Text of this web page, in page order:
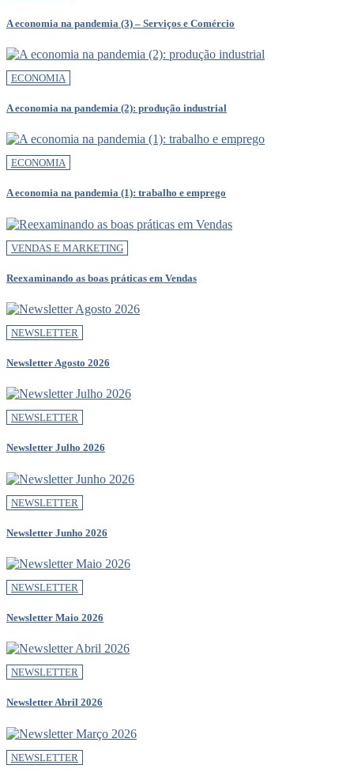
A economia na pandemia (3) – Serviços e Comércio
ECONOMIA
A economia na pandemia (2): produção industrial
ECONOMIA
A economia na pandemia (1): trabalho e emprego
VENDAS E MARKETING
Reexaminando as boas práticas em Vendas
NEWSLETTER
Newsletter Agosto 2026
NEWSLETTER
Newsletter Julho 2026
NEWSLETTER
Newsletter Junho 2026
NEWSLETTER
Newsletter Maio 2026
NEWSLETTER
Newsletter Abril 2026
NEWSLETTER